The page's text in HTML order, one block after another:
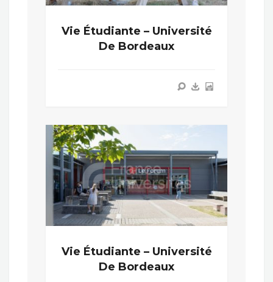
Vie Étudiante – Université
De Bordeaux
Vie Étudiante – Université
De Bordeaux